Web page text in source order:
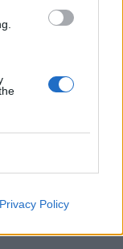
Privacy Policy
- 09:08